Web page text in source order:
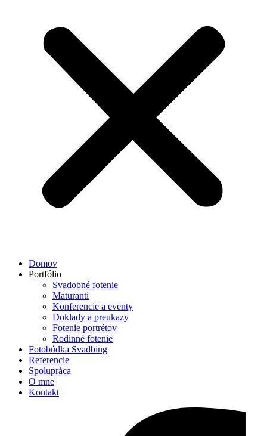
Domov
Portfólio
Svadobné fotenie
Maturanti
Konferencie a eventy
Doklady a preukazy
Fotenie portrétov
Rodinné fotenie
Fotobúdka Svadbing
Referencie
Spolupráca
O mne
Kontakt